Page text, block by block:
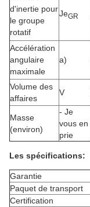
d'inertie pour
le groupe
rotatif
JeGR
Accélération
angulaire
maximale
a)
Volume des
affaires
V
Masse
(environ)
- Je
vous en
prie
Les spécifications:
Garantie
Paquet de transport
Certification